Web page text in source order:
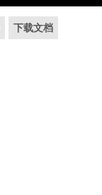
下载文档